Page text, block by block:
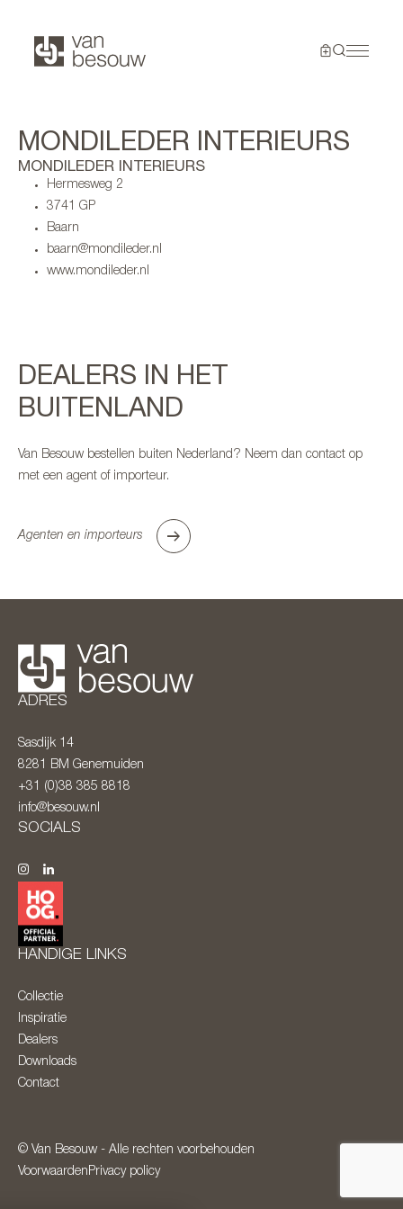
MONDILEDER INTERIEURS
MONDILEDER INTERIEURS
Hermesweg 2
3741 GP
Baarn
baarn@mondileder.nl
www.mondileder.nl
DEALERS IN HET
BUITENLAND
Van Besouw bestellen buiten Nederland? Neem dan contact op
met een agent of importeur.
Agenten en importeurs
ADRES
Sasdijk 14
8281 BM Genemuiden
+31 (0)38 385 8818
info@besouw.nl
SOCIALS
HANDIGE LINKS
Collectie
Inspiratie
Dealers
Downloads
Contact
© Van Besouw - Alle rechten voorbehouden
Voorwaarden Privacy policy